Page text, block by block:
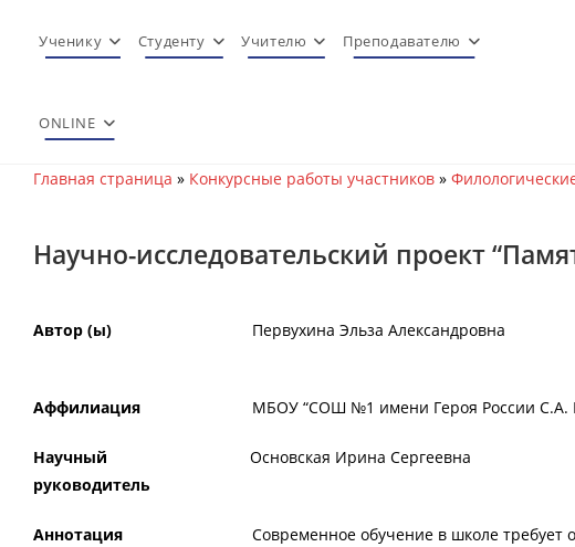
Ученику Студенту Учителю Преподавателю
ONLINE
Главная страница » Конкурсные работы участников »
Научно-исследовательский проект
Автор (ы) Первухина Эльза Александровна
Аффилиация МБОУ “СОШ №1 имени Героя России С.А.
Научный
руководитель
Основская Ирина Сергеевна
Аннотация
Современное обучение в школе требует